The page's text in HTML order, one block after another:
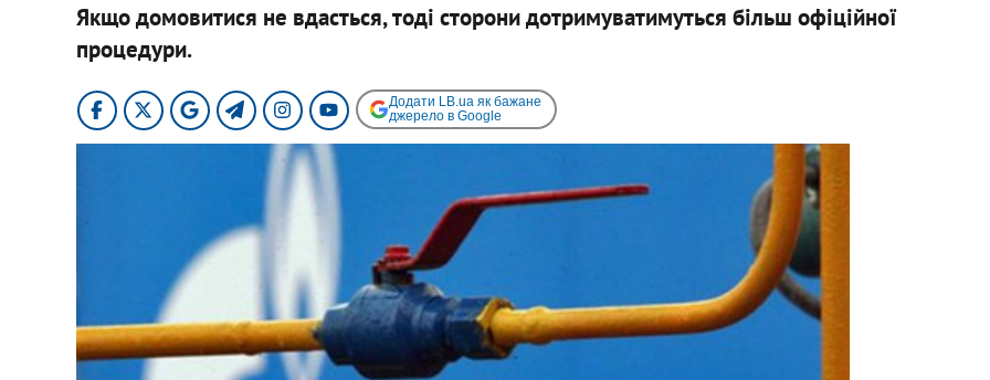
Якщо домовитися не вдасться, тоді сторони дотримуватимуться більш офіційної
процедури.
Додати LB.ua як бажане
джерело в Google